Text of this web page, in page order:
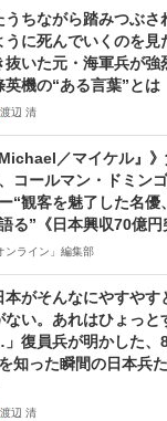
うちながら踏みつぶさ
うに死んでいくのを
抜いた元・海軍兵が強
英機の“ある言葉”とは
渡辺 清
Michael／マイケル』
コールマン・ドミン
“観客を魅了した名優
る”《日本興収70億円
ンライン」編集部
本がそんなにやすや
ない。あれはひょっと
復員兵が明かした、
知った瞬間の日本兵
渡辺 清